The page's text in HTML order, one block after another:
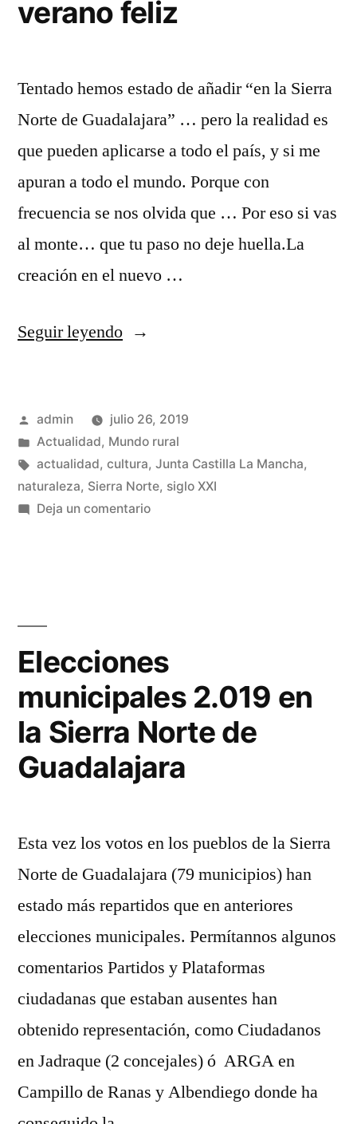
verano feliz
Tentado hemos estado de añadir “en la Sierra
Norte de Guadalajara” … pero la realidad es
que pueden aplicarse a todo el país, y si me
apuran a todo el mundo. Porque con
frecuencia se nos olvida que … Por eso si vas
al monte… que tu paso no deje huella.La
creación en el nuevo …
Seguir leyendo«Mensajes
verano
feliz»
Publicado
por
admin
julio 26, 2019
Publicado
en
Actualidad, Mundo rural
Etiquetas:
actualidad, cultura, Junta Castilla La Mancha,
naturaleza, Sierra Norte, siglo XXI
Deja un comentarioen
Elecciones
municipales 2.019 en
la Sierra Norte de
Guadalajara
Esta vez los votos en los pueblos de la Sierra
Norte de Guadalajara (79 municipios) han
estado más repartidos que en anteriores
elecciones municipales. Permítannos algunos
comentarios Partidos y Plataformas
ciudadanas que estaban ausentes han
obtenido representación, como Ciudadanos
en Jadraque (2 concejales) ó ARGA en
Campillo de Ranas y Albendiego donde ha